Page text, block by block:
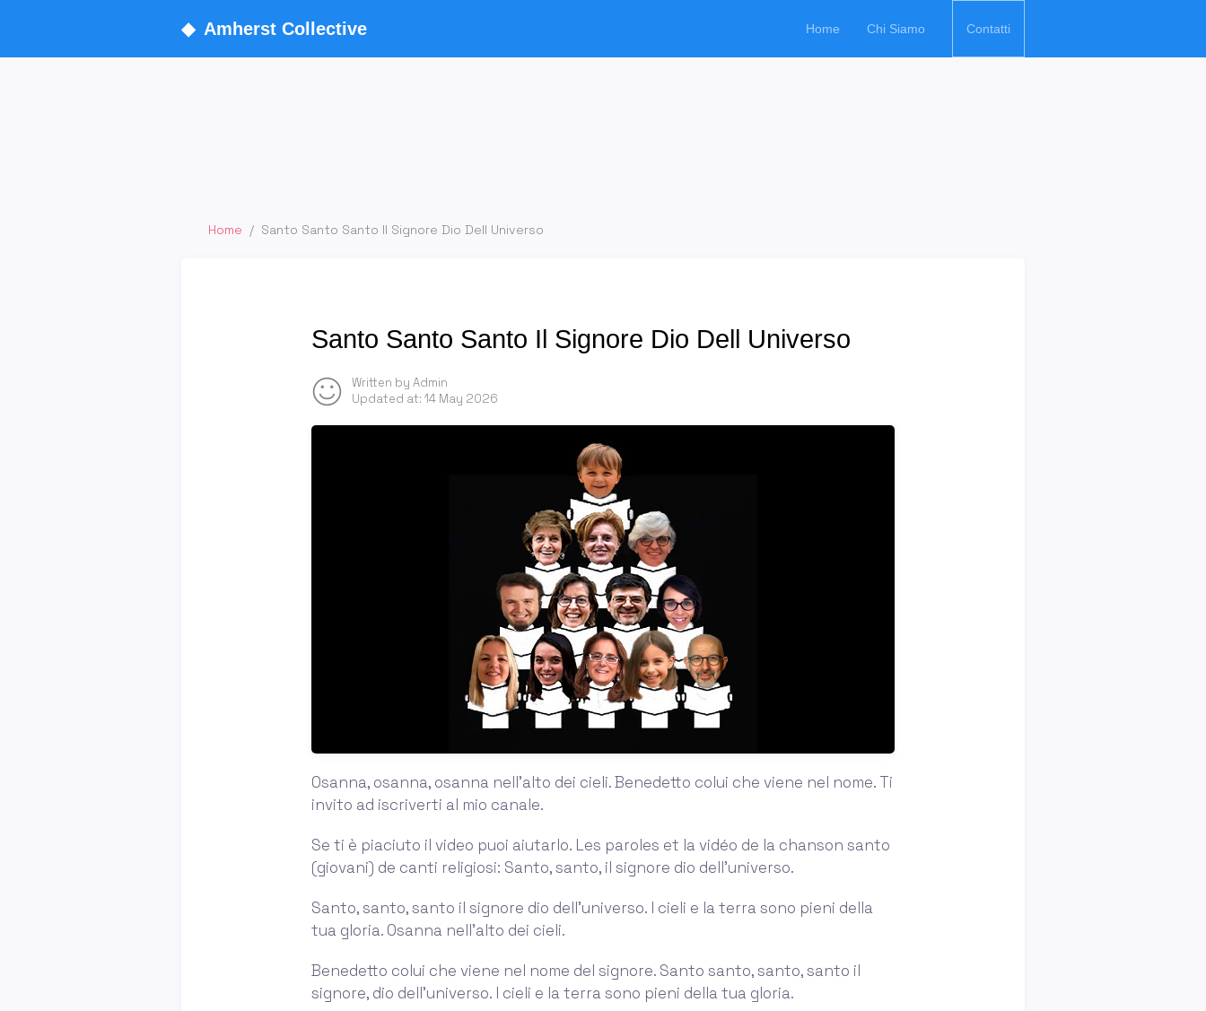
◆ Amherst Collective Home Chi Siamo Contatti
Home / Santo Santo Santo Il Signore Dio Dell Universo
Santo Santo Santo Il Signore Dio Dell Universo
Written by Admin
Updated at: 14 May 2026
Osanna, osanna, osanna nell’alto dei cieli. Benedetto colui che viene nel nome. Ti
invito ad iscriverti al mio canale.
Se ti è piaciuto il video puoi aiutarlo. Les paroles et la vidéo de la chanson santo
(giovani) de canti religiosi: Santo, santo, il signore dio dell'universo.
Santo, santo, santo il signore dio dell'universo. I cieli e la terra sono pieni della
tua gloria. Osanna nell'alto dei cieli.
Benedetto colui che viene nel nome del signore. Santo santo, santo, santo il
signore, dio dell'universo. I cieli e la terra sono pieni della tua gloria.